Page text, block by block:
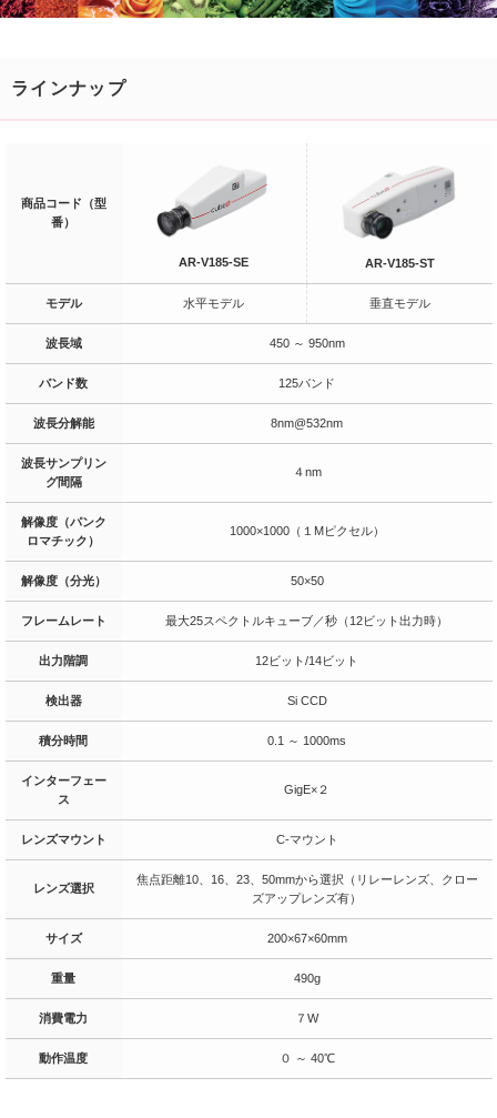
ラインナップ
商品コード（型
番）
AR-V185-SE AR-V185-ST
モデル 水平モデル 垂直モデル
波長域 450 ～ 950nm
バンド数 125バンド
波長分解能 8nm@532nm
波長サンプリン
グ間隔
４nm
解像度（パンク
ロマチック）
1000×1000（１Mピクセル）
解像度（分光） 50×50
フレームレート 最大25スペクトルキューブ／秒（12ビット出力時）
出力階調 12ビット/14ビット
検出器 Si CCD
積分時間 0.1 ～ 1000ms
インターフェー
ス
GigE×２
レンズマウント C-マウント
レンズ選択
焦点距離10、16、23、50mmから選択（リレーレンズ、クロー
ズアップレンズ有）
サイズ 200×67×60mm
重量 490g
消費電力 ７W
動作温度 ０ ～ 40℃